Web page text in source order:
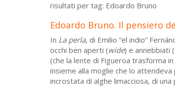
risultati per tag: Edoardo Bruno
Edoardo Bruno. Il pensiero
In La perla, di Emilio “el indio”
occhi ben aperti (wide) e annebbiati (
(che la lente di Figueroa trasforma
insieme alla moglie che lo
incrostata di alghe limacciosa, di